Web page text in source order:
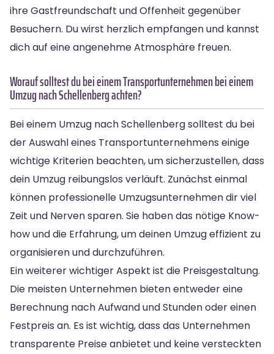
ihre Gastfreundschaft und Offenheit gegenüber
Besuchern. Du wirst herzlich empfangen und kannst
dich auf eine angenehme Atmosphäre freuen.
Worauf solltest du bei einem Transportunternehmen bei einem
Umzug nach Schellenberg achten?
Bei einem Umzug nach Schellenberg solltest du bei
der Auswahl eines Transportunternehmens einige
wichtige Kriterien beachten, um sicherzustellen, dass
dein Umzug reibungslos verläuft. Zunächst einmal
können professionelle Umzugsunternehmen dir viel
Zeit und Nerven sparen. Sie haben das nötige Know-
how und die Erfahrung, um deinen Umzug effizient zu
organisieren und durchzuführen.
Ein weiterer wichtiger Aspekt ist die Preisgestaltung.
Die meisten Unternehmen bieten entweder eine
Berechnung nach Aufwand und Stunden oder einen
Festpreis an. Es ist wichtig, dass das Unternehmen
transparente Preise anbietet und keine versteckten